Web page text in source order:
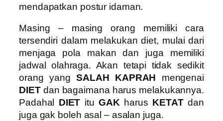
mendapatkan postur idaman.
Masing – masing orang memiliki cara
tersendiri dalam melakukan diet, mulai dari
menjaga pola makan dan juga memiliki
jadwal olahraga. Akan tetapi tidak sedikit
orang yang SALAH KAPRAH mengenai
DIETdan bagaimana harus melakukannya.
Padahal DIET ituGAKharus KETATdan
juga gak boleh asal – asalan juga.